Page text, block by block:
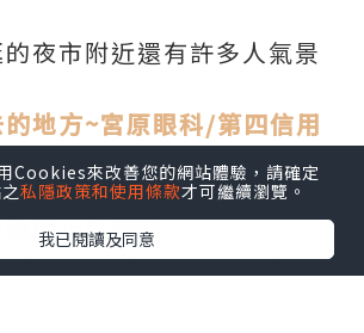
夜市附近還有許多人氣景
地方~宮原眼科/第四信用
點文青最愛 台中文學館
悔的小吃情報
舊宿舍改造文創商店-綠光計
Cookies來改善您的網站體驗，請確定
私隱政策和使用條款才可繼續瀏覽。
我已閱讀及同意